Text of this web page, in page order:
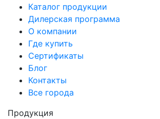
Каталог продукции
Дилерская программа
О компании
Где купить
Сертификаты
Блог
Контакты
Все города
Продукция